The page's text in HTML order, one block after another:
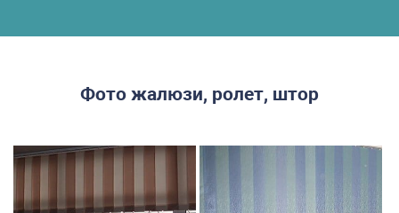
Фото жалюзи, ролет, штор